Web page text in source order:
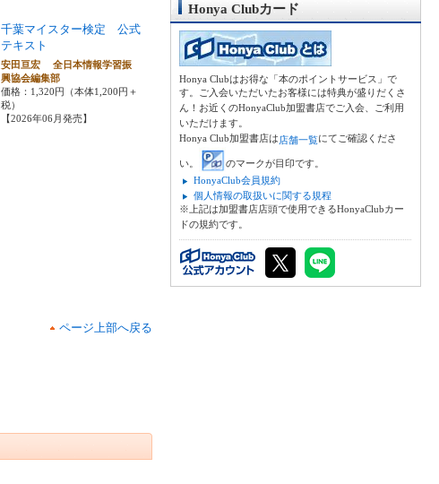
千葉マイスター検定 公式
テキスト
安田亘宏 全日本情報学習振
興協会編集部
価格：1,320円（本体1,200円＋
税）
【2026年06月発売】
ページ上部へ戻る
Honya Clubカード
Honya Clubはお得な「本のポイントサービス」で
す。ご入会いただいたお客様には特典が盛りだくさ
ん！お近くのHonyaClub加盟書店でご入会、ご利用
いただけます。
Honya Club加盟書店は店舗一覧にてご確認くださ
い。
のマークが目印です。
HonyaClub会員規約
個人情報の取扱いに関する規程
※上記は加盟書店店頭で使用できるHonyaClubカー
ドの規約です。